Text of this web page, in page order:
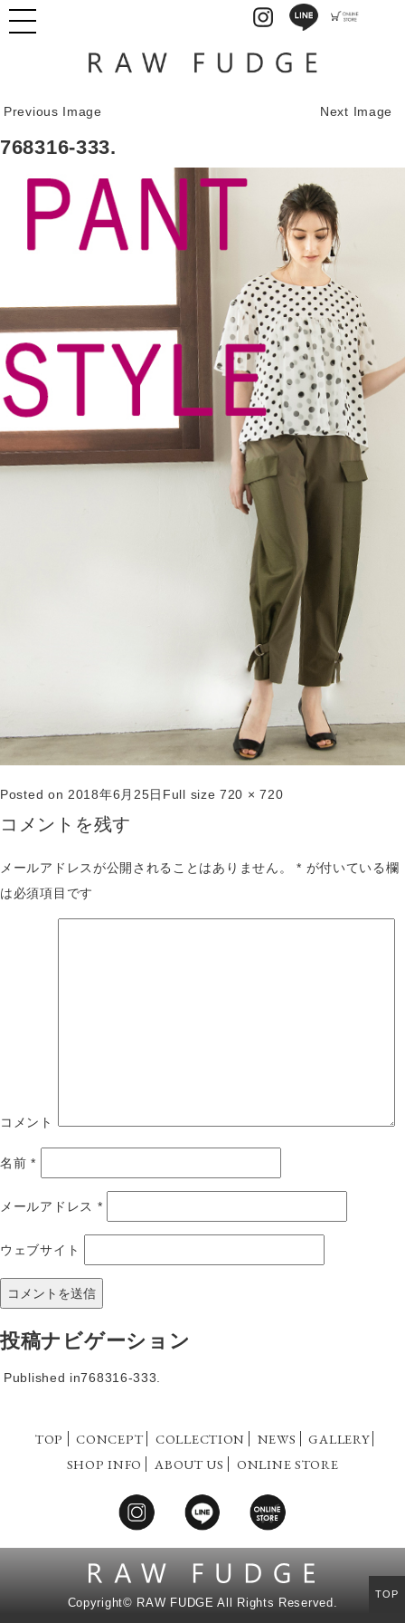
Previous Image Next Image
768316-333.
Posted on 2018年6月25日 Full size720 × 720
コメントを残す
メールアドレスが公開されることはありません。 * が付いている欄
は必須項目です
コメント
名前*
メールアドレス *
ウェブサイト
投稿ナビゲーション
Published in768316-333.
TOP CONCEPT COLLECTION NEWS
GALLERY
SHOP INFO
ABOUT US ONLINE STORE
Copyright© RAW FUDGE All Rights Reserved.
TOP